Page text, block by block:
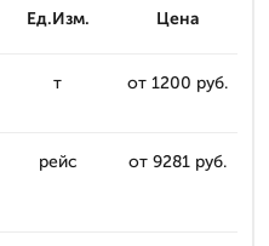
Ед.Изм. Цена
т от 1200 руб.
рейс от 9281 руб.